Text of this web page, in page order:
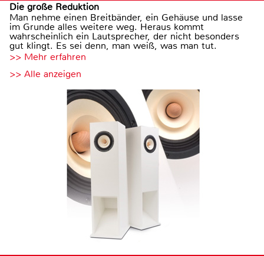
Die große Reduktion
Man nehme einen Breitbänder, ein Gehäuse und lasse
im Grunde alles weitere weg. Heraus kommt
wahrscheinlich ein Lautsprecher, der nicht besonders
gut klingt. Es sei denn, man weiß, was man tut.
>> Mehr erfahren
>> Alle anzeigen